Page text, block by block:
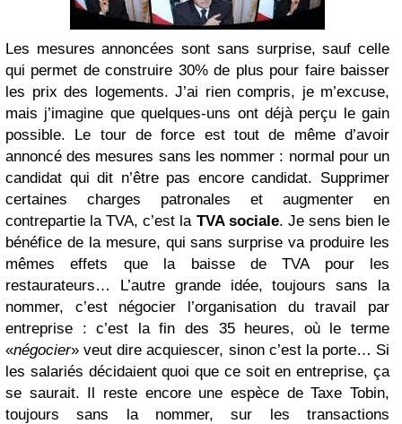
Les mesures annoncées sont sans surprise, sauf celle
qui permet de construire 30% de plus pour faire baisser
les prix des logements. J’ai rien compris, je m’excuse,
mais j’imagine que quelques-uns ont déjà perçu le gain
possible. Le tour de force est tout de même d’avoir
annoncé des mesures sans les nommer : normal pour un
candidat qui dit n’être pas encore candidat. Supprimer
certaines charges patronales et augmenter en
contrepartie la TVA, c’est la TVA sociale. Je sens bien le
bénéfice de la mesure, qui sans surprise va produire les
mêmes effets que la baisse de TVA pour les
restaurateurs… L’autre grande idée, toujours sans la
nommer, c’est négocier l’organisation du travail par
entreprise : c’est la fin des 35 heures, où le terme
«négocier» veut dire acquiescer, sinon c’est la porte… Si
les salariés décidaient quoi que ce soit en entreprise, ça
se saurait. Il reste encore une espèce de Taxe Tobin,
toujours sans la nommer, sur les transactions